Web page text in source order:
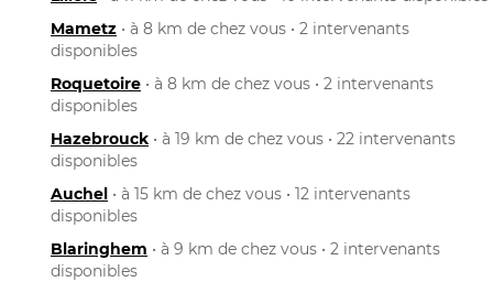
Mametz • à 8 km de chez vous • 2 intervenants
disponibles
Roquetoire • à 8 km de chez vous • 2 intervenants
disponibles
Hazebrouck • à 19 km de chez vous • 22 intervenants
disponibles
Auchel • à 15 km de chez vous • 12 intervenants
disponibles
Blaringhem • à 9 km de chez vous • 2 intervenants
disponibles